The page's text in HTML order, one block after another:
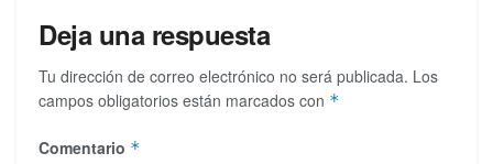
Deja una respuesta
Tu dirección de correo electrónico no será publicada. Los
campos obligatorios están marcados con *
Comentario *